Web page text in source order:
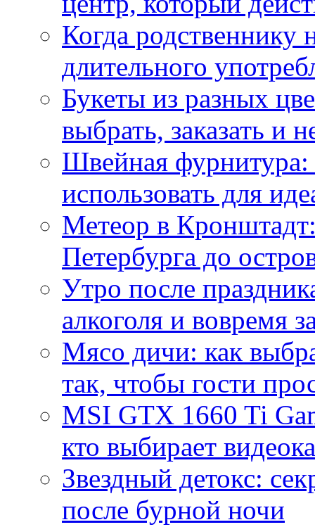
Когда
длительного
Букеты из разных
выбрать, заказать и
Швейная фурнитура:
использовать для
Метеор в
Петербурга до
Утро после
алкоголя и вовремя
Мясо дичи: как
так, чтобы гости
MSI GTX 1660 Ti
кто выбирает
Звездный детокс:
после бурной ночи